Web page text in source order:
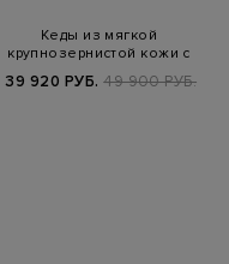
Кеды из мягкой
крупнозернистой кожи с
39 920 РУБ. 49 900 РУБ.